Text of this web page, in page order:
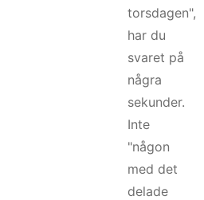
torsdagen",
har du
svaret på
några
sekunder.
Inte
"någon
med det
delade